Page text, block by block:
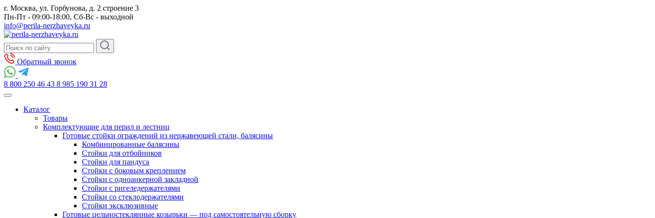
г. Москва, ул. Горбунова, д. 2 строение 3
Пн-Пт - 09:00-18:00, Сб-Вс - выходной
info@perila-nerzhaveyka.ru
Обратный звонок
8 800 250 46 43 8 985 190 31 28
Каталог
Товары
Комплектующие для перил и лестниц
Готовые стойки ограждений из нержавеющей стали, балясины
Комбинированные балясины
Стойки для отбойников
Стойки для пандуса
Стойки с боковым креплением
Стойки с одноанкерной закладной
Стойки с ригеледержателями
Стойки со стеклодержателями
Стойки эксклюзивные
Готовые цельностеклянные козырьки — под самостоятельную сборку